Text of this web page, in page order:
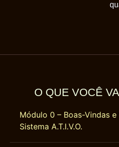
O QUE VOCÊ
Módulo 0 – Boas-Vindas
Sistema A.T.I.V.O.